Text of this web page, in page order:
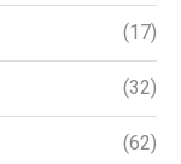
(17)
(32)
(62)